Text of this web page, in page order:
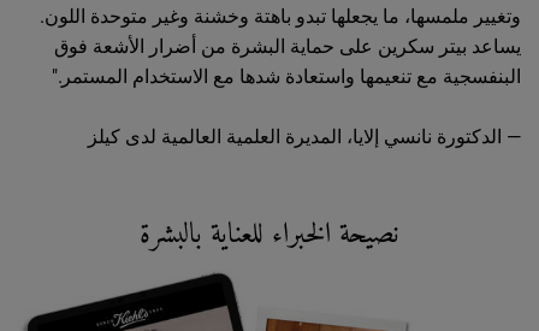
وتغيير ملمسها، ما يجعلها تبدو باهتة وخشنة وغير متوحدة اللون.
يساعد بيتر سكرين على حماية البشرة من أضرار الأشعة فوق
البنفسجية مع تنعيمها واستعادة شدها مع الاستخدام المستمر."
— الدكتورة نانسي إلايا، المديرة العلمية العالمية لدى كيلز
نصيحة الخبراء للعناية بالبشرة